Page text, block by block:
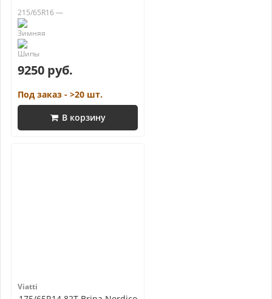
215/65R16 —
9250 руб.
Под заказ - >20 шт.
В корзину
Viatti